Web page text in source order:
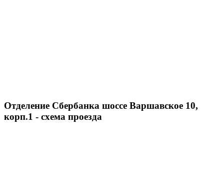
Отделение Сбербанка шоссе Варшавское 10,
корп.1 - схема проезда